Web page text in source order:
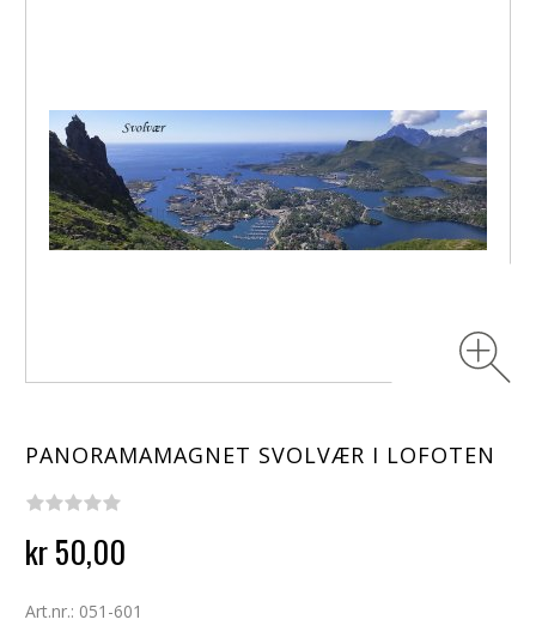
PANORAMAMAGNET SVOLVÆR I LOFOTEN
kr 50,00
Art.nr.: 051-601